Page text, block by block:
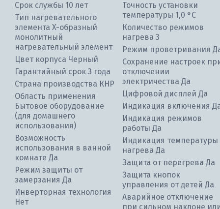
Срок службы 10 лет
Тип нагревательного
элемента Х-образный
монолитный
нагревательный элемент
Цвет корпуса Черный
Гарантийный срок 3 года
Страна производства КНР
Область применения
Бытовое оборудование
(для домашнего
использования)
Возможность
использования в ванной
комнате Да
Режим защиты от
замерзания Да
Инверторная технология
Нет
Точность установки
температуры 1,0 °С
Количество режимов
нагрева 3
Режим проветривания
Сохранение настроек
отключении
электричества Да
Цифровой дисплей Да
Индикация включения
Индикация режимов
работы Да
Индикация температуры
нагрева Да
Защита от перегрева Да
Защита кнопок
управления от детей Да
Аварийное отключение
при сильном наклоне